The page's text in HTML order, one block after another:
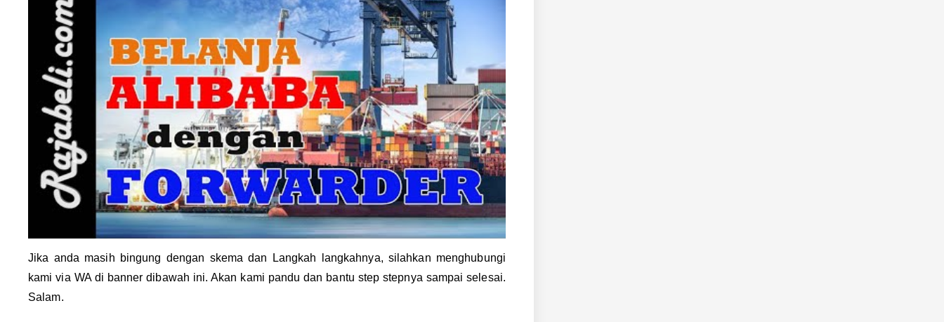
Jika anda masih bingung dengan skema dan Langkah langkahnya, silahkan menghubungi
kami via WA di banner dibawah ini. Akan kami pandu dan bantu step stepnya sampai selesai.
Salam.